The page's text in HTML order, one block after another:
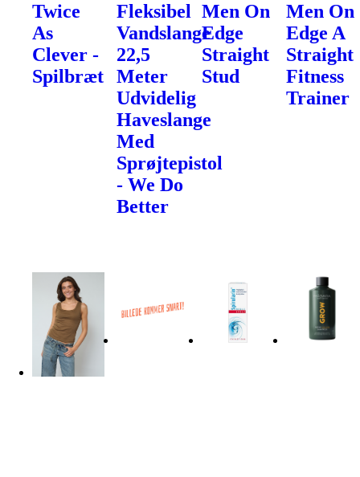
Twice
As
Clever -
Spilbræt
Fleksibel
Vandslange
22,5
Meter
Udvidelig
Haveslange
Med
Sprøjtepistol
- We Do
Better
Men On
Edge
Straight
Stud
Men On
Edge A
Straight
Fitness
Trainer